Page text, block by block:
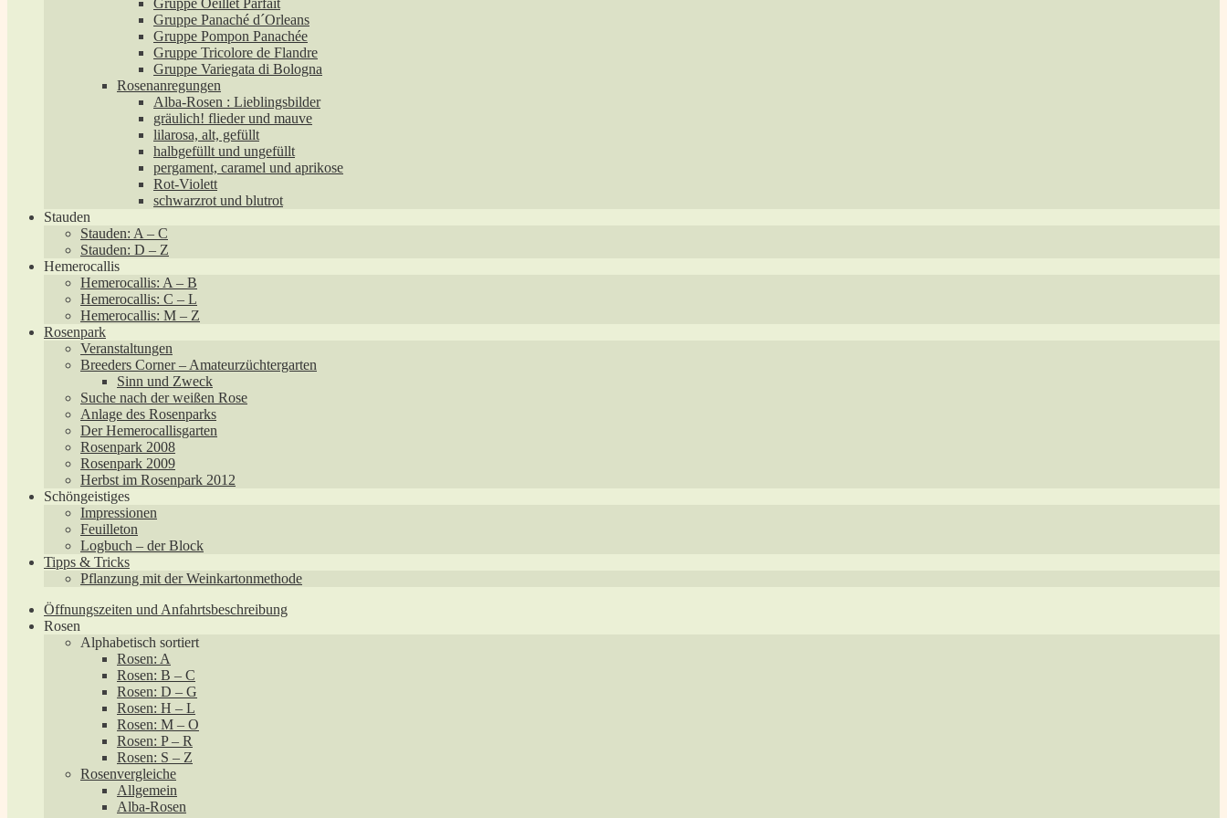
Gruppe Oeillet Parfait
Gruppe Panaché d´Orleans
Gruppe Pompon Panachée
Gruppe Tricolore de Flandre
Gruppe Variegata di Bologna
Rosenanregungen
Alba-Rosen : Lieblingsbilder
gräulich! flieder und mauve
lilarosa, alt, gefüllt
halbgefüllt und ungefüllt
pergament, caramel und aprikose
Rot-Violett
schwarzrot und blutrot
Stauden
Stauden: A – C
Stauden: D – Z
Hemerocallis
Hemerocallis: A – B
Hemerocallis: C – L
Hemerocallis: M – Z
Rosenpark
Veranstaltungen
Breeders Corner – Amateurzüchtergarten
Sinn und Zweck
Suche nach der weißen Rose
Anlage des Rosenparks
Der Hemerocallisgarten
Rosenpark 2008
Rosenpark 2009
Herbst im Rosenpark 2012
Schöngeistiges
Impressionen
Feuilleton
Logbuch – der Block
Tipps & Tricks
Pflanzung mit der Weinkartonmethode
Öffnungszeiten und Anfahrtsbeschreibung
Rosen
Alphabetisch sortiert
Rosen: A
Rosen: B – C
Rosen: D – G
Rosen: H – L
Rosen: M – O
Rosen: P – R
Rosen: S – Z
Rosenvergleiche
Allgemein
Alba-Rosen